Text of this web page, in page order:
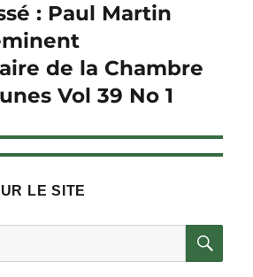
: Paul Martin
de la Chambre
Vol 39 No 1
LE SITE